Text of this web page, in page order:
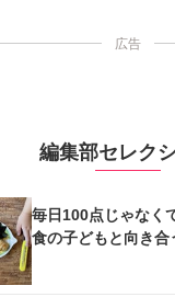
広告
編集部セレク
毎日100点じゃなく
食の子どもと向き合